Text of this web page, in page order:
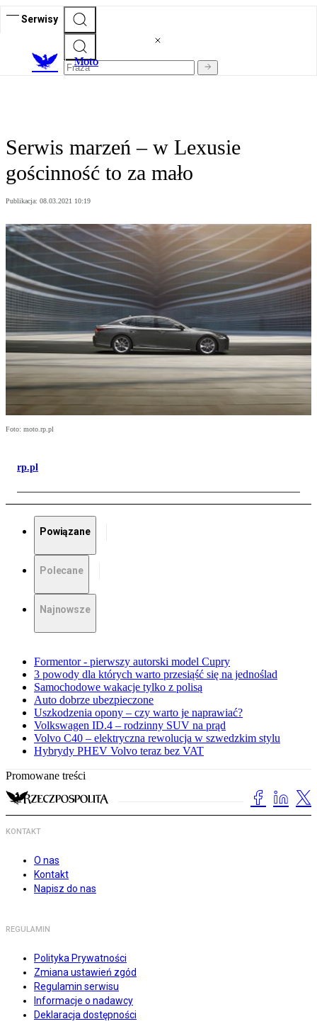
Serwisy
Moto
Serwis marzeń – w Lexusie
gościnność to za mało
Publikacja: 08.03.2021 10:19
Foto: moto.rp.pl
rp.pl
Powiązane
Polecane
Najnowsze
Formentor - pierwszy autorski model Cupry
3 powody dla których warto przesiąść się na jednoślad
Samochodowe wakacje tylko z polisą
Auto dobrze ubezpieczone
Uszkodzenia opony – czy warto je naprawiać?
Volkswagen ID.4 – rodzinny SUV na prąd
Volvo C40 – elektryczna rewolucja w szwedzkim stylu
Hybrydy PHEV Volvo teraz bez VAT
Promowane treści
KONTAKT
O nas
Kontakt
Napisz do nas
REGULAMIN
Polityka Prywatności
Zmiana ustawień zgód
Regulamin serwisu
Informacje o nadawcy
Deklaracja dostępności